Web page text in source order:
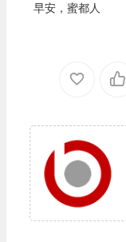
早安，蜜都人